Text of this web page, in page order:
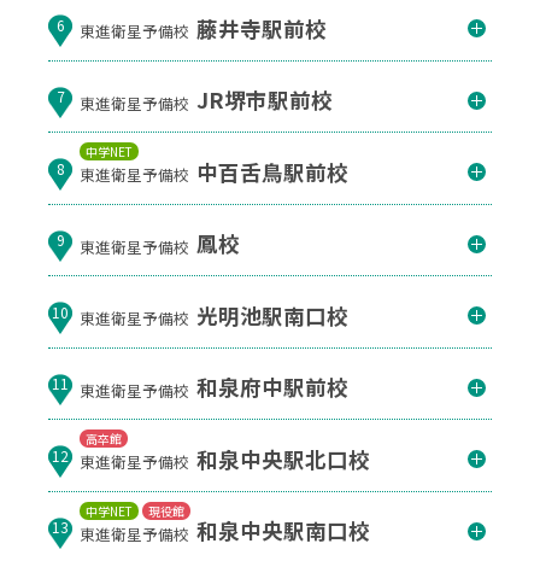
6 東進衛星予備校 藤井寺駅前校
7 東進衛星予備校 JR堺市駅前校
中学NET
8 東進衛星予備校 中百舌鳥駅前校
9 東進衛星予備校 鳳校
10 東進衛星予備校 光明池駅南口校
11 東進衛星予備校 和泉府中駅前校
高卒館
12 東進衛星予備校 和泉中央駅北口校
中学NET 現役館
13 東進衛星予備校 和泉中央駅南口校